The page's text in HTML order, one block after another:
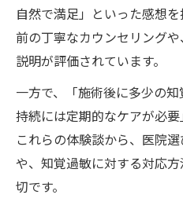
自然で満足」といった感想
前の丁寧なカウンセリング
説明が評価されています。
一方で、「施術後に多少の
持続には定期的なケアが必要
これらの体験談から、医院
や、知覚過敏に対する対応
切です。